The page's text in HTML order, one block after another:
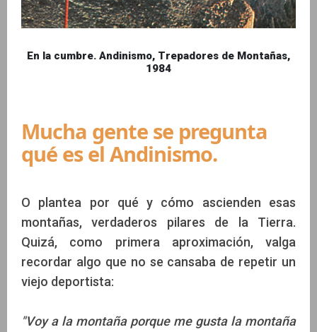
En la cumbre. Andinismo, Trepadores de Montañas,
1984
Mucha gente se pregunta
qué es el Andinismo.
O plantea por qué y cómo ascienden esas
montañas, verdaderos pilares de la Tierra.
Quizá, como primera aproximación, valga
recordar algo que no se cansaba de repetir un
viejo deportista:
"Voy a la montaña porque me gusta la montaña